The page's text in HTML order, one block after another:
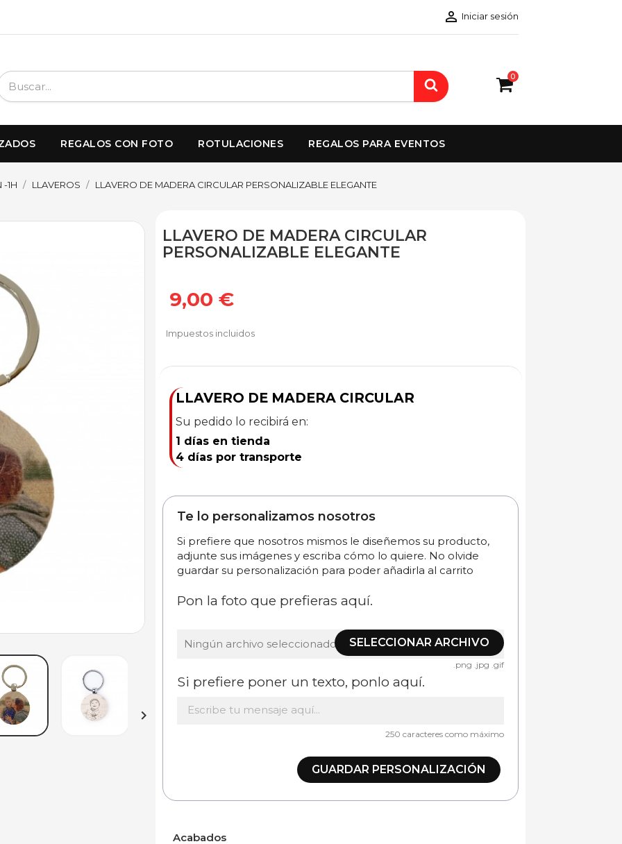
 Iniciar sesión
0
REGALOS CON FOTO ROTULACIONES REGALOS PARA EVENTOS
-1H LLAVEROS LLAVERO DE MADERA CIRCULAR PERSONALIZABLE ELEGANTE

LLAVERO DE MADERA CIRCULAR
PERSONALIZABLE ELEGANTE
9,00 €
Impuestos incluidos
LLAVERO DE MADERA CIRCULAR
Su pedido lo recibirá en:
1 días en tienda
4 días por transporte
Te lo personalizamos nosotros
Si prefiere que nosotros mismos le diseñemos su producto,
adjunte sus imágenes y escriba cómo lo quiere. No olvide
guardar su personalización para poder añadirla al carrito
Pon la foto que prefieras aquí.
Ningún archivo seleccionado SELECCIONAR ARCHIVO
.png .jpg .gif
Si prefiere poner un texto, ponlo aquí.
250 caracteres como máximo
GUARDAR PERSONALIZACIÓN
Acabados